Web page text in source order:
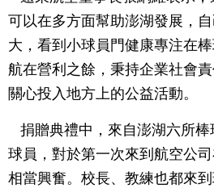
可以在多方面幫助澎湖發展，
大，看到小球員門健康專注在
航在營利之餘，秉持企業社會
關心投入地方上的公益活動。
捐贈典禮中，來自澎湖六所
球員，對於第一次來到航空公
相當興奮。校長、教練也都來